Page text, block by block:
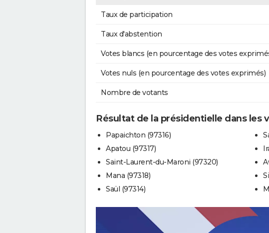
Taux de participation
Taux d'abstention
Votes blancs (en pourcentage des votes
Votes nuls (en pourcentage des votes exprimés)
Nombre de votants
Résultat de la présidentielle dans les
Papaichton (97316)
Apatou (97317)
Saint-Laurent-du-Maroni (97320)
Mana (97318)
Saül (97314)